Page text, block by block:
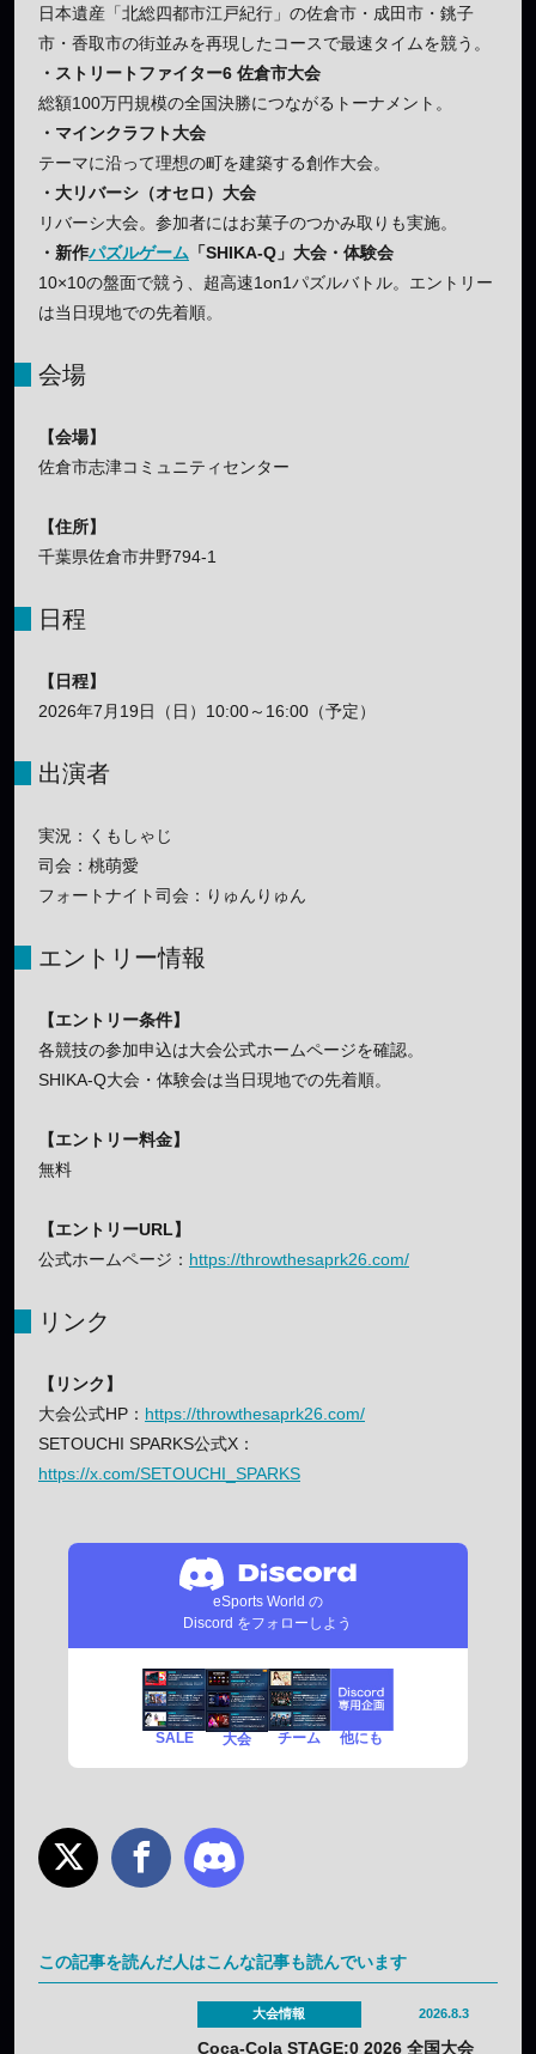
日本遺産「北総四都市江戸紀行」の佐倉市・成田市・銚子
市・香取市の街並みを再現したコースで最速タイムを競う。
・ストリートファイター6 佐倉市大会
総額100万円規模の全国決勝につながるトーナメント。
・マインクラフト大会
テーマに沿って理想の町を建築する創作大会。
・大リバーシ（オセロ）大会
リバーシ大会。参加者にはお菓子のつかみ取りも実施。
・新作パズルゲーム 「SHIKA-Q」大会・体験会
10×10の盤面で競う、超高速1on1パズルバトル。エントリー
は当日現地での先着順。
会場
【会場】
佐倉市志津コミュニティセンター
【住所】
千葉県佐倉市井野794-1
日程
【日程】
2026年7月19日（日）10:00～16:00（予定）
出演者
実況：くもしゃじ
司会：桃萌愛
フォートナイト司会：りゅんりゅん
エントリー情報
【エントリー条件】
各競技の参加申込は大会公式ホームページを確認。
SHIKA-Q大会・体験会は当日現地での先着順。
【エントリー料金】
無料
【エントリーURL】
公式ホームページ： https://throwthesaprk26.com/
リンク
【リンク】
大会公式HP： https://throwthesaprk26.com/
SETOUCHI SPARKS公式X：
https://x.com/SETOUCHI_SPARKS
eSports World の
Discord をフォローしよう
SALE 大会 チーム 他にも
この記事を読んだ人はこんな記事も読んでいます
大会情報 2026.8.3
Coca-Cola STAGE:0 2026 全国大会